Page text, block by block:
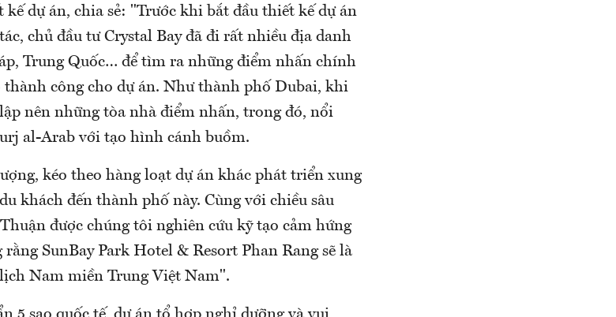
dự án, chia sẻ: "Trước khi bắt đầu thiết kế dự án
chủ đầu tư Crystal Bay đã đi rất nhiều địa danh
Trung Quốc… để tìm ra những điểm nhấn chính
công cho dự án. Như thành phố Dubai, khi
nên những tòa nhà điểm nhấn, trong đó, nổi
al-Arab với tạo hình cánh buồm.
kéo theo hàng loạt dự án khác phát triển xung
khách đến thành phố này. Cùng với chiều sâu
được chúng tôi nghiên cứu kỹ tạo cảm hứng
SunBay Park Hotel & Resort Phan Rang sẽ là
Nam miền Trung Việt Nam".